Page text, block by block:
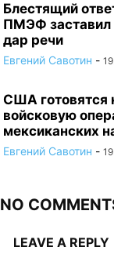
Блестящий
ПМЭФ заставил
дар речи
Евгений Савотин -
США готовятся
войсковую
мексиканских
Евгений Савотин -
NO
LEAVE A REPLY